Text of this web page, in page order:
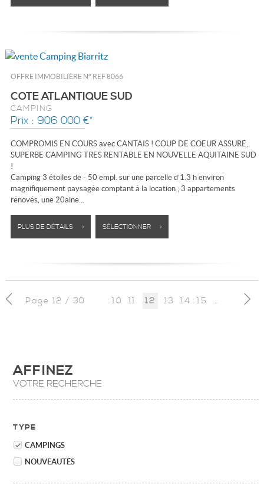
OFFRE IMMOBILIÈRE N° REF 8066
COTE ATLANTIQUE SUD
CAMPING
Prix : 906 000 €*
COMPROMIS EN COURS avec CANTAIS ! COUP DE COEUR ASSURÉ,
SUPERBE CAMPING TRES RENTABLE EN NOUVELLE AQUITAINE SUD
!
Camping 3 étoiles de - 50 empl. sur une parcelle d’1.3 h environ
magnifiquement paysagée comptant à la location ; 3 appartements
rénovés, une 20aine...
PLUS DE DÉTAILS > SÉLECTIONNER >
Page 12 / 30 10 11 12 13 14 15 16 18
AFFINEZ
VOTRE RECHERCHE
TYPE
CAMPINGS
NOUVEAUTÉS